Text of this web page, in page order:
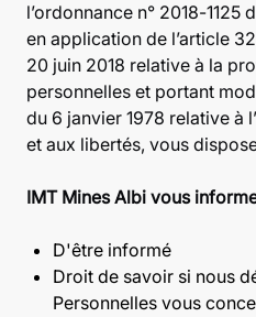
l’ordonnance n° 2018-1125
en application de l’article
20 juin 2018 relative à la
personnelles et portant
du 6 janvier 1978 relative à
et aux libertés, vous
IMT Mines Albi vous
D'être informé
Droit de savoir si nous
Personnelles vous